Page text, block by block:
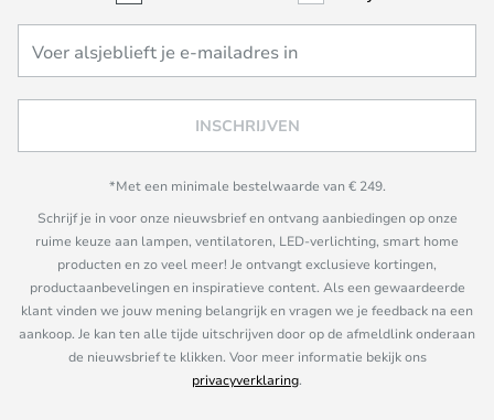
INSCHRIJVEN
*Met een minimale bestelwaarde van € 249.
Schrijf je in voor onze nieuwsbrief en ontvang aanbiedingen op onze
ruime keuze aan lampen, ventilatoren, LED-verlichting, smart home
producten en zo veel meer! Je ontvangt exclusieve kortingen,
productaanbevelingen en inspiratieve content. Als een gewaardeerde
klant vinden we jouw mening belangrijk en vragen we je feedback na een
aankoop. Je kan ten alle tijde uitschrijven door op de afmeldlink onderaan
de nieuwsbrief te klikken. Voor meer informatie bekijk ons
privacyverklaring.